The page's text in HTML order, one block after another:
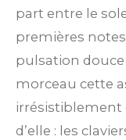
t
i
o
n
:
0
e e
s
e
s
e
s
part entre le
premières
pulsation
morceau cette
irrésistiblement
d’elle : les